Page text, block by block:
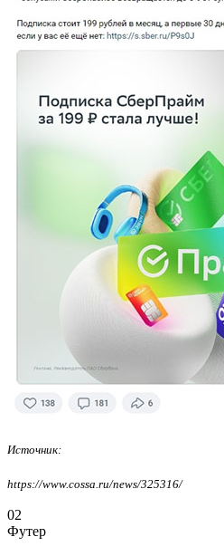
Источник:
https://www.cossa.ru/news/325316/
02
Футер